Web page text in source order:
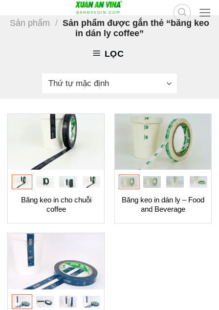
Sản phẩm / Sản phẩm được gắn thẻ “băng keo
in dán ly coffee”
LỌC
Băng keo in cho chuỗi
coffee
Băng keo in dán ly – Food
and Beverage